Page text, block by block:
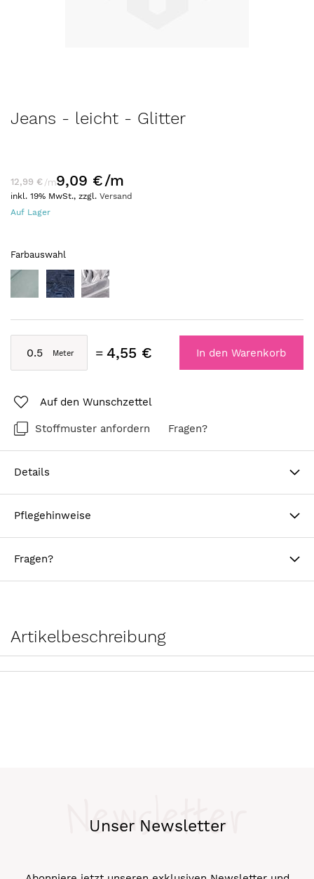
Anfang
Jeans - leicht - Glitter
12,99 € /m9,09 €/m
inkl. 19% MwSt., zzgl. Versand
Auf Lager
Farbauswahl
4,55 € In den Warenkorb
Auf den Wunschzettel
Stoffmuster anfordern Fragen?
Details
Pflegehinweise
Fragen?
Artikelbeschreibung
Unser Newsletter
Newsletter